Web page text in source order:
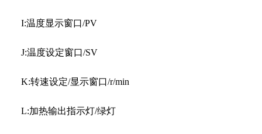
I:温度显示窗口/PV
J:温度设定窗口/SV
K:转速设定/显示窗口/r/min
L:加热输出指示灯/绿灯